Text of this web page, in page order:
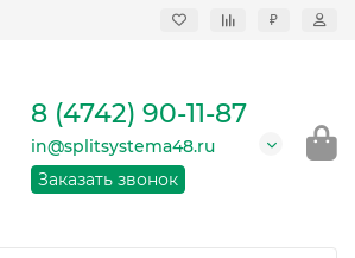
₽
кондиционеров в
области
График работы: 9:00 -
21:00 без перерыва и
8 (4742) 90-11-87
in@splitsystema48.ru
Заказать звонок